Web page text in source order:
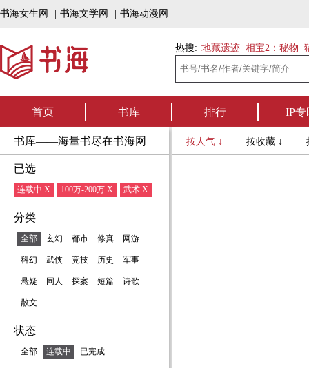
书海女生网 书海文学网 书海动漫网
热搜: 地藏遗迹 相宝2：秘物
首页 书库 排行 IP专
书库——海量书尽在书海网
已选
连载中 X 100万-200万 X 武术 X
分类
全部 玄幻 都市 修真 网游
科幻 武侠 竞技 历史 军事
悬疑 同人 探案 短篇 诗歌
散文
状态
全部 连载中 已完成
按人气 ↓ 按收藏 ↓